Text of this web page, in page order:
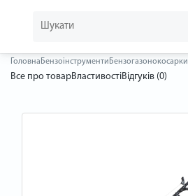
Головна Бензоінструменти Бензогазонокосарки
Все про товарВластивостіВідгуків (0)